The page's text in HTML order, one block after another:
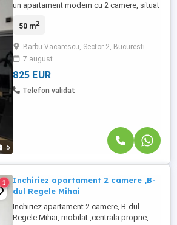
6
un apartament modern cu 2 camere, situat
Belvedere Residence, una dintre cele mai
Apartamentul are o suprafață utilă totală
de 57 mp și este compartimentat eficient
în living ...
50 m2
Barbu Vacarescu, Sector 2, Bucuresti
7 august
825 EUR
Telefon validat
1
Inchiriez apartament 2 camere ,B-
dul Regele Mihai
Inchiriez apartament 2 camere, B-dul
Regele Mihai, mobilat ,centrala proprie,